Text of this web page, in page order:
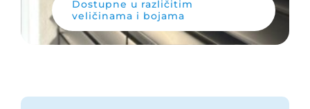
Dostupne u različitim
veličinama i bojama